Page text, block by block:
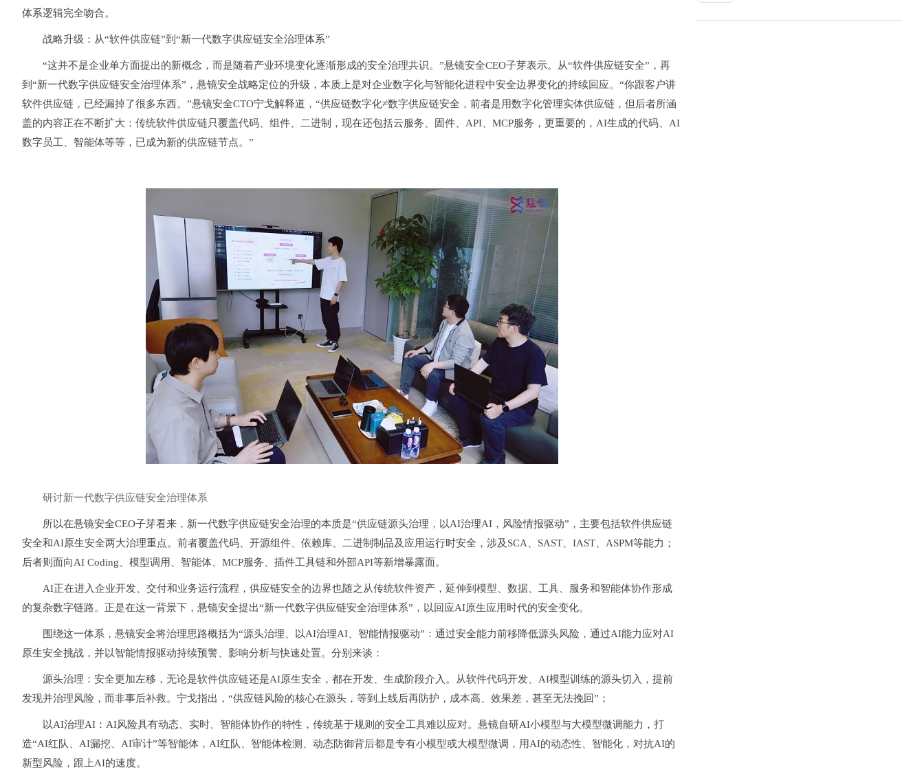
体系逻辑完全吻合。
战略升级：从“软件供应链”到“新一代数字供应链安全治理体系”
“这并不是企业单方面提出的新概念，而是随着产业环境变化逐渐形成的安全治理共识。”悬镜安全CEO子芽表示。从“软件供应链安全”，再
到“新一代数字供应链安全治理体系”，悬镜安全战略定位的升级，本质上是对企业数字化与智能化进程中安全边界变化的持续回应。“你跟客户讲
软件供应链，已经漏掉了很多东西。”悬镜安全CTO宁戈解释道，“供应链数字化≠数字供应链安全，前者是用数字化管理实体供应链，但后者所涵
盖的内容正在不断扩大：传统软件供应链只覆盖代码、组件、二进制，现在还包括云服务、固件、API、MCP服务，更重要的，AI生成的代码、AI
数字员工、智能体等等，已成为新的供应链节点。”
研讨新一代数字供应链安全治理体系
所以在悬镜安全CEO子芽看来，新一代数字供应链安全治理的本质是“供应链源头治理，以AI治理AI，风险情报驱动”，主要包括软件供应链
安全和AI原生安全两大治理重点。前者覆盖代码、开源组件、依赖库、二进制制品及应用运行时安全，涉及SCA、SAST、IAST、ASPM等能力；
后者则面向AI Coding、模型调用、智能体、MCP服务、插件工具链和外部API等新增暴露面。
AI正在进入企业开发、交付和业务运行流程，供应链安全的边界也随之从传统软件资产，延伸到模型、数据、工具、服务和智能体协作形成
的复杂数字链路。正是在这一背景下，悬镜安全提出“新一代数字供应链安全治理体系”，以回应AI原生应用时代的安全变化。
围绕这一体系，悬镜安全将治理思路概括为“源头治理、以AI治理AI、智能情报驱动”：通过安全能力前移降低源头风险，通过AI能力应对AI
原生安全挑战，并以智能情报驱动持续预警、影响分析与快速处置。分别来谈：
源头治理： 安全更加左移，无论是软件供应链还是AI原生安全，都在开发、生成阶段介入。从软件代码开发、AI模型训练的源头切入，提前
发现并治理风险，而非事后补救。宁戈指出，“供应链风险的核心在源头，等到上线后再防护，成本高、效果差，甚至无法挽回”；
以AI治理AI： AI风险具有动态、实时、智能体协作的特性，传统基于规则的安全工具难以应对。悬镜自研AI小模型与大模型微调能力，打
造“AI红队、AI漏挖、AI审计”等智能体，AI红队、智能体检测、动态防御背后都是专有小模型或大模型微调，用AI的动态性、智能化，对抗AI的
新型风险，跟上AI的速度。